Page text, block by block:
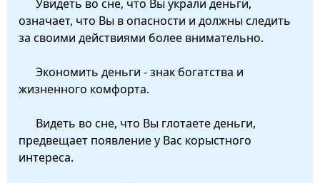
Увидеть во сне, что Вы украли деньги,
означает, что Вы в опасности и должны следить
за своими действиями более внимательно.
Экономить деньги - знак богатства и
жизненного комфорта.
Видеть во сне, что Вы глотаете деньги,
предвещает появление у Вас корыстного
интереса.